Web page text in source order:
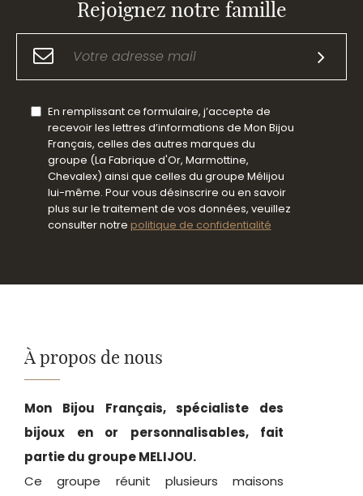
Rejoignez notre famille
En remplissant ce formulaire, j’accepte de
recevoir les lettres d’informations de Mon Bijou
Français, celles des autres marques du
groupe (La Fabrique d'Or, Marmottine,
Chevalex) ainsi que celles du groupe Mélijou
lui-même. Pour vous désinscrire ou en savoir
plus sur le traitement de vos données, veuillez
consulter notre politique de confidentialité
À propos de nous
Mon Bijou Français, spécialiste des
bijoux en or personnalisables, fait
partie du groupe MELIJOU.
Ce groupe réunit plusieurs maisons